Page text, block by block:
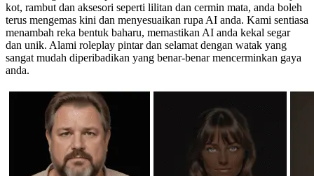
kot, rambut dan aksesori seperti lilitan dan cermin mata, anda boleh
terus mengemas kini dan menyesuaikan rupa AI anda. Kami sentiasa
menambah reka bentuk baharu, memastikan AI anda kekal segar
dan unik. Alami roleplay pintar dan selamat dengan watak yang
sangat mudah diperibadikan yang benar-benar mencerminkan gaya
anda.